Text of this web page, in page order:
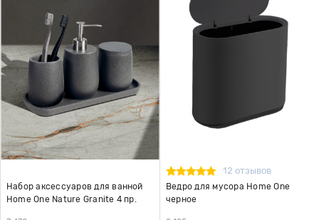
Набор аксессуаров для ванной
Home One Nature Granite 4 пр.
12 отзывов
Ведро для мусора Home One
черное